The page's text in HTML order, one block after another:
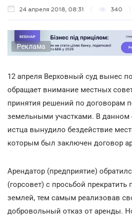
24 апреля 2018, 08:31 340
Реклама
12 апреля Верховный суд вынес
обращает внимание местных
принятия решений по договорам
земельными участками. В данном
истца вынудило бездействие
которым был заключен договор
Арендатор (предприятие)
(горсовет) с просьбой
землей, тем самым реализовав
добровольный отказ от аренды.